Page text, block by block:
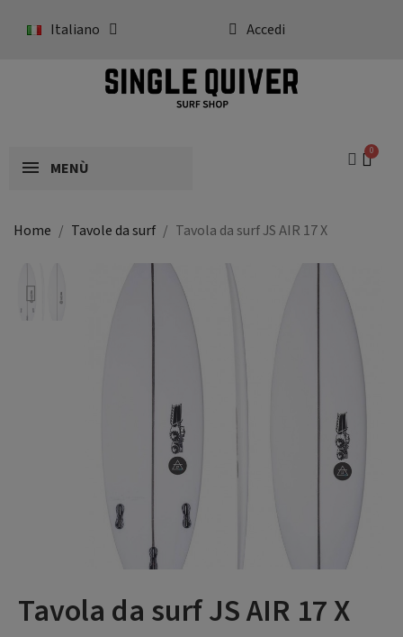
Italiano Accedi
MENÙ
Home Tavole da surf Tavola da surf JS AIR 17 X
Tavola da surf JS AIR 17 X